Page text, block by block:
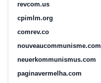
revcom.us
cpimlm.org
comrev.co
nouveaucommunisme.com
neuerkommunismus.com
paginavermelha.com